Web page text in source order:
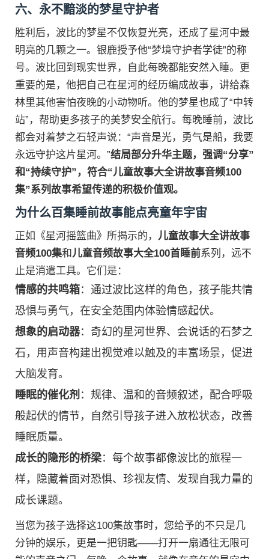
六、永不黯淡的梦星守护者
胜利后，波比的梦星不仅恢复光亮，还成了星河中最
明亮的几颗之一。银鹿授予他“梦境守护者学徒”的称
号。波比回到现实世界，自此每晚都能安然入睡。更
重要的是，他把自己在星河的经历编成故事，讲给森
林里其他害怕夜晚的小动物听。他的梦星也成了“中转
站”，帮助更多孩子的美梦安全航行。每晚睡前，波比
都会对着梦之石轻声说：“声音是光，勇气是船，我要
永远守护这片星河。”结局部分升华主题，强调“分享”
和“持续守护”，符合“儿童故事大全讲故事音频100
集”系列故事希望传递的积极价值观。
为什么百集睡前故事能点亮童年宇宙
正如《星河摇篮曲》所揭示的， 儿童故事大全讲故事
音频100集和儿童音频故事大全100首睡前系列，远不
止是消遣工具。它们是：
情感的共鸣箱：通过波比这样的角色，孩子能共情
恐惧与勇气，在安全范围内体验情感起伏。
想象的启动器：奇幻的星河世界、会说话的石梦之
石，用声音构建出视觉难以触及的丰富场景，促进
大脑发育。
睡眠的催化剂 ：规律、温和的音频叙述，配合呼吸
般起伏的情节，自然引导孩子进入放松状态，改善
睡眠质量。
成长的隐形的桥梁：每个故事都像波比的旅程一
样，隐藏着面对恐惧、珍视友情、发现自我力量的
成长课题。
当您为孩子选择这100集故事时，您给予的不只是几
分钟的娱乐，更是一把钥匙——打开一扇通往无限可